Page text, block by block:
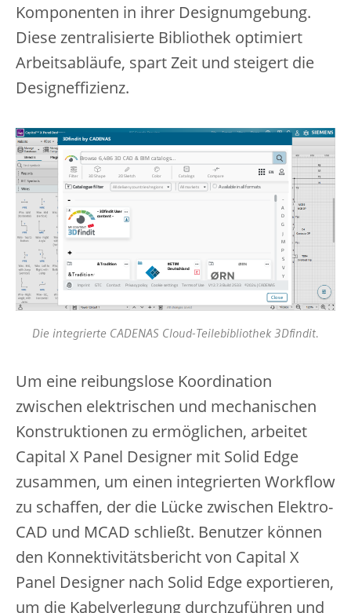
Komponenten in ihrer Designumgebung.
Diese zentralisierte Bibliothek optimiert
Arbeitsabläufe, spart Zeit und steigert die
Designeffizienz.
Die integrierte CADENAS Cloud-Teilebibliothek 3Dfindit.
Um eine reibungslose Koordination
zwischen elektrischen und mechanischen
Konstruktionen zu ermöglichen, arbeitet
Capital X Panel Designer mit Solid Edge
zusammen, um einen integrierten Workflow
zu schaffen, der die Lücke zwischen Elektro-
CAD und MCAD schließt. Benutzer können
den Konnektivitätsbericht von Capital X
Panel Designer nach Solid Edge exportieren,
um die Kabelverlegung durchzuführen und